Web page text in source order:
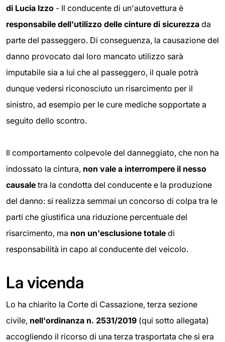
di Lucia Izzo - Il conducente di un'autovettura è
responsabile dell'utilizzo delle cinture di sicurezza da
parte del passeggero. Di conseguenza, la causazione del
danno provocato dal loro mancato utilizzo sarà
imputabile sia a lui che al passeggero, il quale potrà
dunque vedersi riconosciuto un risarcimento per il
sinistro, ad esempio per le cure mediche sopportate a
seguito dello scontro.
Il comportamento colpevole del danneggiato, che non ha
indossato la cintura, non vale a interrompere il nesso
causale tra la condotta del conducente e la produzione
del danno: si realizza semmai un concorso di colpa tra le
parti che giustifica una riduzione percentuale del
risarcimento, ma non un'esclusione totale di
responsabilità in capo al conducente del veicolo.
La vicenda
Lo ha chiarito la Corte di Cassazione, terza sezione
civile, nell'ordinanza n. 2531/2019 (qui sotto allegata)
accogliendo il ricorso di una terza trasportata che si era